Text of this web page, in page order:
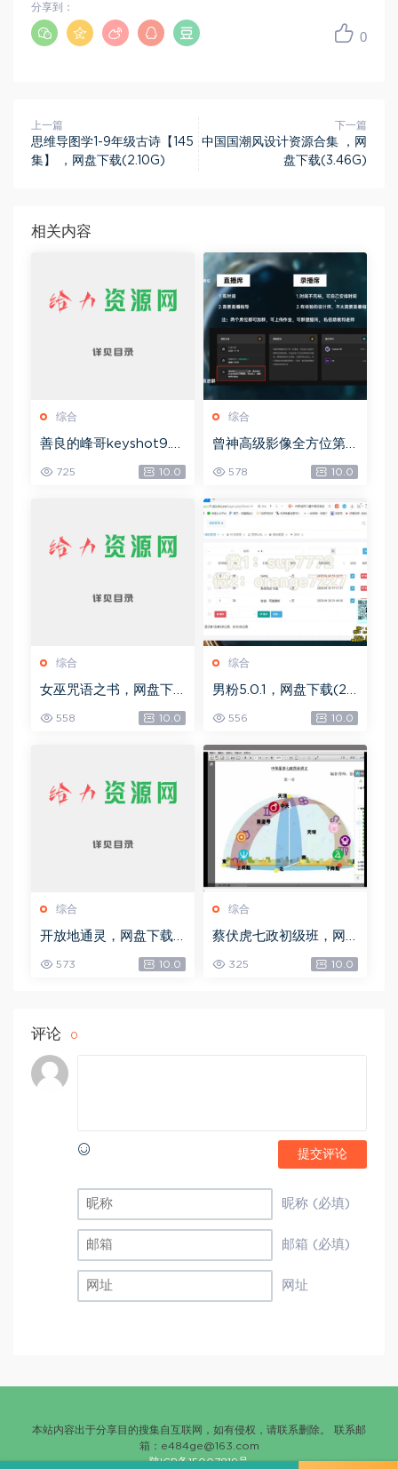
0
分享到：
上一篇
思维导图学1-9年级古诗【145
集】 ，网盘下载(2.10G)
下一篇
中国国潮风设计资源合集 ，网
盘下载(3.46G)
相关内容
综合
善良的峰哥keyshot9.0
自学宝典，网盘下载(2.3
6G)
725 10.0
综合
曾神高级影像全方位第
四期，网盘下载(49.08
G)
578 10.0
综合
女巫咒语之书，网盘下
558 10.0
综合
男粉5.0.1，网盘下载(25
556 10.0
综合
开放地通灵，网盘下载
573 10.0
综合
蔡伏虎七政初级班，网
325 10.0
评论 0
提交评论
昵称 (必填)
邮箱 (必填)
网址
本站内容出于分享目的搜集自互联网，如有侵权，请联系删除。 联系邮
箱： e484ge@163.com
陕ICP备15007819号